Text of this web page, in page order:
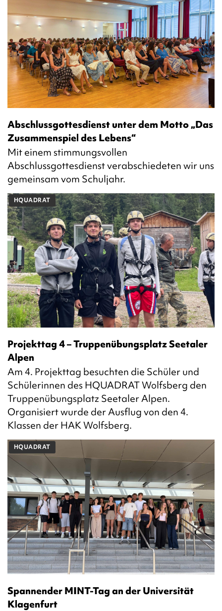
Abschlussgottesdienst unter dem Motto „Das
Zusammenspiel des Lebens“
Mit einem stimmungsvollen
Abschlussgottesdienst verabschiedeten wir uns
gemeinsam vom Schuljahr.
HQUADRAT
Projekttag 4 – Truppenübungsplatz Seetaler
Alpen
Am 4. Projekttag besuchten die Schüler und
Schülerinnen des HQUADRAT Wolfsberg den
Truppenübungsplatz Seetaler Alpen.
Organisiert wurde der Ausflug von den 4.
Klassen der HAK Wolfsberg.
HQUADRAT
Spannender MINT-Tag an der Universität
Klagenfurt